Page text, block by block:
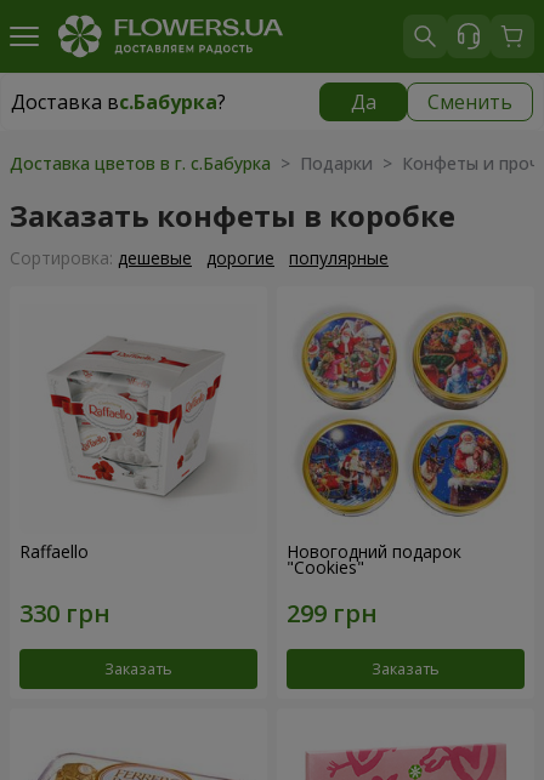
Доставка вс.Бабурка? Да Сменить
Доставка вс.Бабурка|
Доставка цветов в г. с.Бабурка > Подарки > Конфеты и
Заказать конфеты в коробке
Cортировка: дешевые дорогие популярные
Raffaello
Заказать
Новогодний подарок
"Cookies"
Заказать